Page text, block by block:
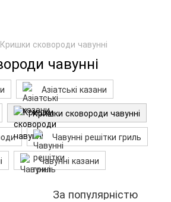
Кришки сковороди чавунні
чавунні
Азіатські казани
Кришки сковороди чавунні
Чавунні решітки гриль
Чавунні казани
За популярністю